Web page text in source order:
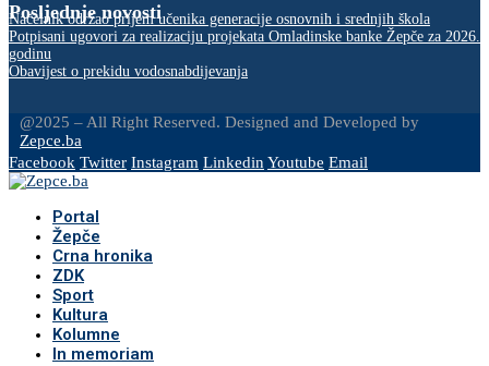
Posljednje novosti
Načelnik održao prijem učenika generacije osnovnih i srednjih škola
Potpisani ugovori za realizaciju projekata Omladinske banke Žepče za 2026.
godinu
Obavijest o prekidu vodosnabdijevanja
@2025 – All Right Reserved. Designed and Developed by
Zepce.ba
Facebook Twitter Instagram LinkedinYoutube Email
Portal
Žepče
Crna hronika
ZDK
Sport
Kultura
Kolumne
In memoriam